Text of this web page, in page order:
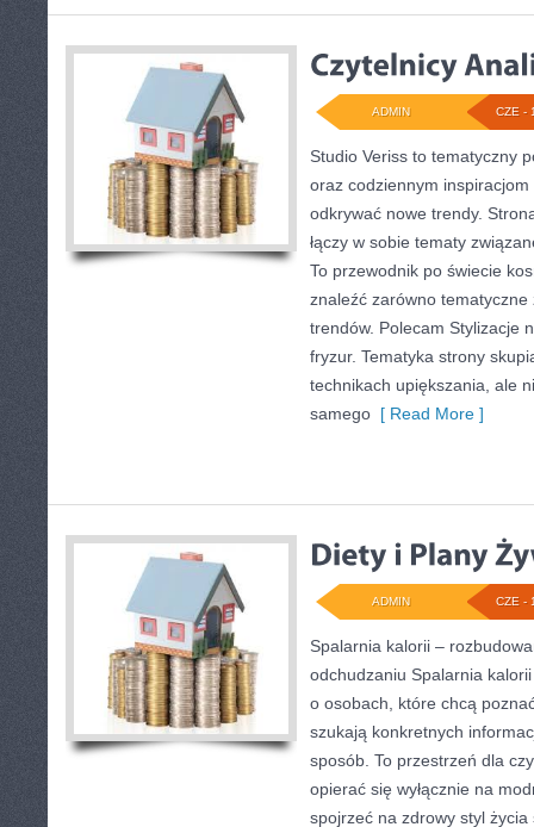
CZE -
ADMIN
Studio Veriss to tematyczny
oraz codziennym
odkrywać nowe trendy.
łączy w sobie tematy
To przewodnik po świecie
znaleźć zarówno
trendów. Polecam Stylizacje
fryzur. Tematyka strony
technikach upiększania, ale
samego [ Read More ]
CZE -
ADMIN
Spalarnia kalorii –
odchudzaniu Spalarnia
o osobach, które chcą
szukają konkretnych
sposób. To przestrzeń dla
opierać się wyłącznie na
spojrzeć na zdrowy styl